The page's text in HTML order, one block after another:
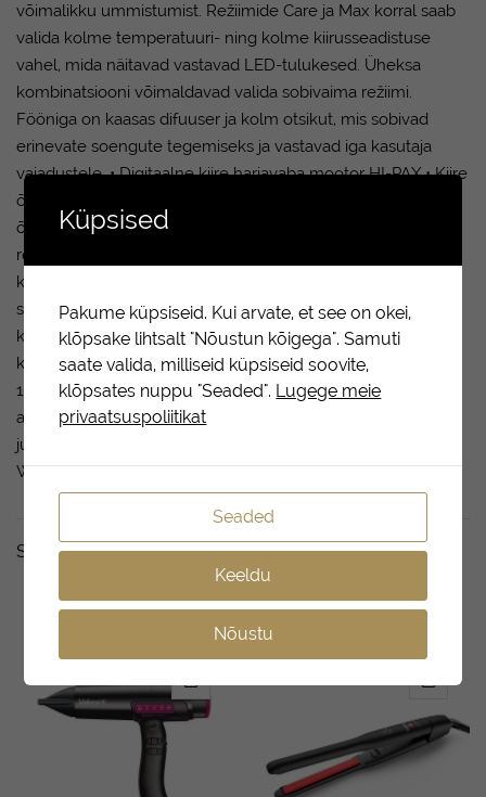
võimalikku ummistumist. Režiimide Care ja Max korral saab
valida kolme temperatuuri- ning kolme kiirusseadistuse
vahel, mida näitavad vastavad LED-tulukesed. Üheksa
kombinatsiooni võimaldavad valida sobivaima režiimi.
Fööniga on kaasas difuuser ja kolm otsikut, mis sobivad
erinevate soengute tegemiseks ja vastavad iga kasutaja
vajadustele. • Digitaalne kiire harjavaba mootor HI-PAX • Kiire
õhuvool (90m³/tunnis) • Turbo-Booster funktsiooniga
õhuvool kuni 95 m³/tunnis • Võimas ioonigeneraator • 2
režiimi (Care/Max) – mõlemal režiimil 9 temperatuuri- ja
kiiruseseadistust • Topeltmälu funktsioon (mälu mitmele
seadistusele) • Külma õhu nupp • 4 tarvikut: 2 õhku
koondavat otsikut (laiusega 6,2cm ja 7,5cm), TOUCH ME
kuumakindel otsik (laiusega 8,2cm), difuuser (läbimõõt
12,7cm) • CLEAN FILTER märguanne filtri isepuhastuse
aktiveerimiseks • Eemaldatav metallist filter • SuperFlex 3m
juhe • Integreeritud Rotocord pöörlev juhe • Võimsus 2400
W • Väga vaikne: 69 dB(A) • Ülikerge
Seotud tooted
Küpsised
Pakume küpsiseid. Kui arvate, et see on okei,
klõpsake lihtsalt "Nõustun kõigega". Samuti
saate valida, milliseid küpsiseid soovite,
klõpsates nuppu "Seaded". Lugege meie
privaatsuspoliitikat
Seaded
Keeldu
Nõustu